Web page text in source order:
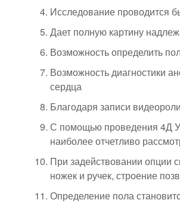
Исследование проводится
Дает полную картину
Возможность определить
Возможность диагностики
сердца
Благодаря записи
С помощью проведения 4Д
наиболее отчетливо
При задействовании опции
ножек и ручек, строение
Определение пола